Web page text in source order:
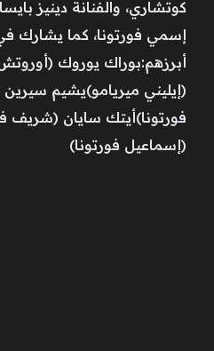
كوتشاري، والفنانة دينيز
إسمي فورتونا، كما يشارك
أبرزهم:بوراك يوروك (أوروتش
(إيليني ميريامو)يشيم
فورتونا)أيتك سايان (شريف
(إسماعيل فورتونا)